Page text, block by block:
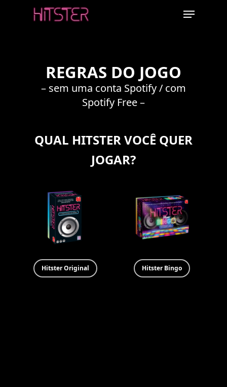
Menu
REGRAS DO JOGO
– sem uma conta Spotify / com
Spotify Free –
QUAL HITSTER VOCÊ QUER
JOGAR?
Hitster Original Hitster Bingo